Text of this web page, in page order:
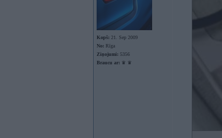
Kopš: 21. Sep 2009
No: Rīga
Ziņojumi: 5356
Braucu ar: ♛ ♛